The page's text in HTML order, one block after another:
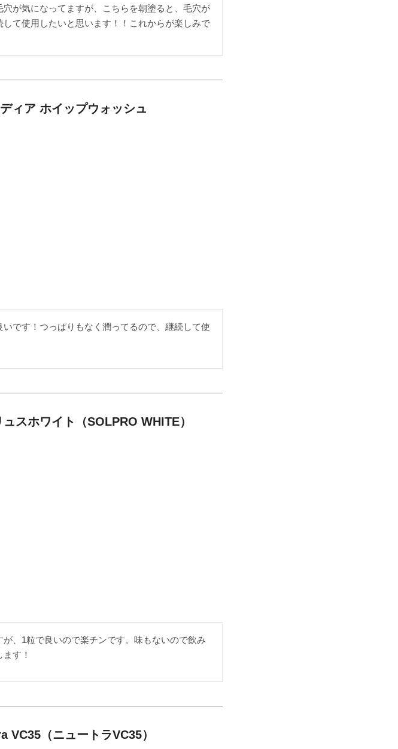
が気になってますが、こちらを朝塗ると、毛穴が
て使用したいと思います！！これからが楽しみで
ィア ホイップウォッシュ
です！つっぱりもなく潤ってるので、継続して使
スホワイト（SOLPRO WHITE）
、1粒で良いので楽チンです。味もないので飲み
す！
VC35（ニュートラVC35）